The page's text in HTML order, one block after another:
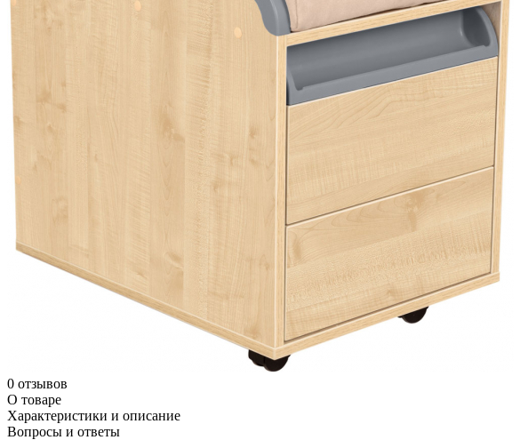
0 отзывов
О товаре
Характеристики и описание
Вопросы и ответы